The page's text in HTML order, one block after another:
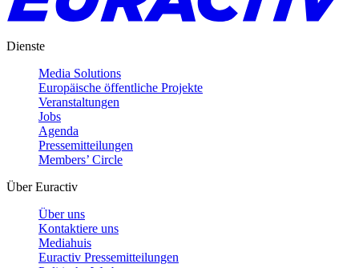
Dienste
Media Solutions
Europäische öffentliche Projekte
Veranstaltungen
Jobs
Agenda
Pressemitteilungen
Members’ Circle
Über Euractiv
Über uns
Kontaktiere uns
Mediahuis
Euractiv Pressemitteilungen